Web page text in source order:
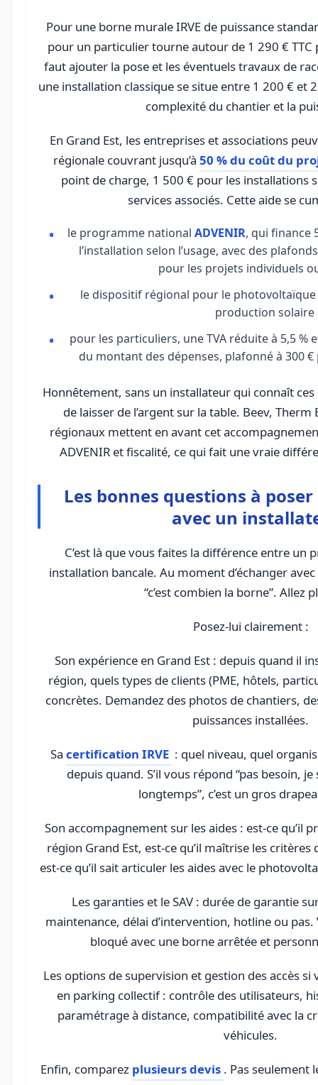
Pour une borne murale IRVE de puissance
pour un particulier tourne autour de 1 290 €
faut ajouter la pose et les éventuels travaux de
une installation classique se situe entre 1 200 € et
complexité du chantier et la
En Grand Est, les entreprises et associations
régionale couvrant jusqu’à 50 % du coût du
point de charge, 1 500 € pour les installations
services associés. Cette aide se
le programme national ADVENIR, qui finance
l’installation selon l’usage, avec des
pour les projets individuels
le dispositif régional pour le
production solaire
pour les particuliers, une TVA réduite à 5,5 %
du montant des dépenses, plafonné à 300
Honnêtement, sans un installateur qui connaît
de laisser de l’argent sur la table. Beev, Therm
régionaux mettent en avant cet
ADVENIR et fiscalité, ce qui fait une vraie
Les bonnes questions à
avec un
C’est là que vous faites la différence entre un
installation bancale. Au moment d’échanger
“c’est combien la borne”. Allez
Posez-lui clairement :
Son expérience en Grand Est : depuis quand il
région, quels types de clients (PME, hôtels,
concrètes. Demandez des photos de chantiers,
puissances installées.
Sa certification IRVE : quel niveau, quel
depuis quand. S’il vous répond “pas besoin,
longtemps”, c’est un gros
Son accompagnement sur les aides : est-ce qu’il
région Grand Est, est-ce qu’il maîtrise les
est-ce qu’il sait articuler les aides avec le
Les garanties et le SAV : durée de garantie
maintenance, délai d’intervention, hotline ou
bloqué avec une borne arrêtée et
Les options de supervision et gestion des accès
en parking collectif : contrôle des utilisateurs,
paramétrage à distance, compatibilité avec la
véhicules.
Enfin, comparez plusieurs devis . Pas seulement